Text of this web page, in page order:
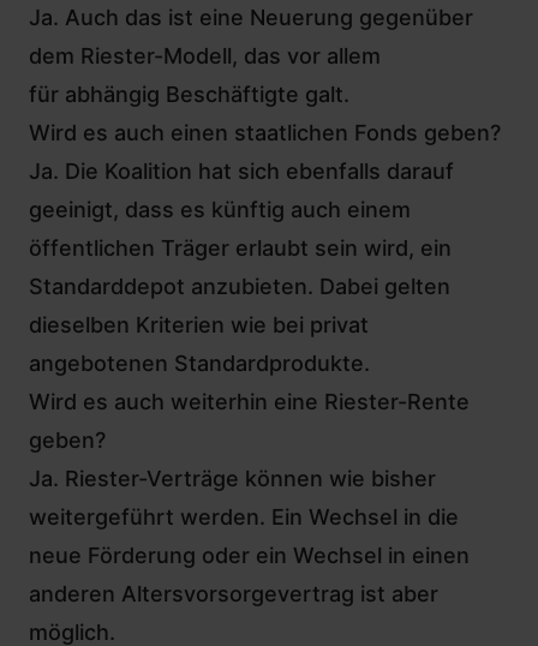
Ja. Auch das ist eine Neuerung gegenüber
dem Riester-Modell, das vor allem
für abhängig Beschäftigte galt.
Wird es auch einen staatlichen Fonds geben?
Ja. Die Koalition hat sich ebenfalls darauf
geeinigt, dass es künftig auch einem
öffentlichen Träger erlaubt sein wird, ein
Standarddepot anzubieten. Dabei gelten
dieselben Kriterien wie bei privat
angebotenen Standardprodukte.
Wird es auch weiterhin eine Riester-Rente
geben?
Ja. Riester-Verträge können wie bisher
weitergeführt werden. Ein Wechsel in die
neue Förderung oder ein Wechsel in einen
anderen Altersvorsorgevertrag ist aber
möglich.